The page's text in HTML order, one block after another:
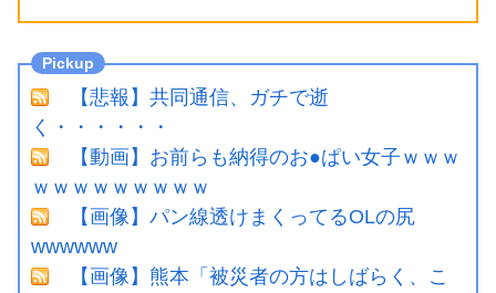
【悲報】共同通信、ガチで逝
く・・・・・・
【動画】お前らも納得のお●ぱい女子ｗｗｗ
ｗｗｗｗｗｗｗｗｗ
【画像】パン線透けまくってるOLの尻
wwwwww
【画像】熊本「被災者の方はしばらく、こ